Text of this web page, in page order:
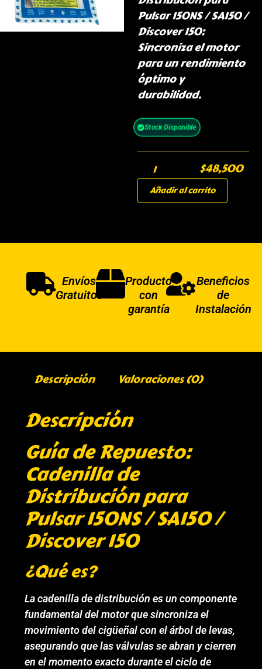
Pulsar 150NS / SA150 /
Discover 150:
Sincroniza el motor
para un rendimiento
óptimo y
durabilidad.
Stock Disponible
$48,500
Añadir al carrito
Envíos
Gratuitos
Producto
con
garantía
Beneficios
de
Instalación
Descripción Valoraciones (0)
Descripción
Guía de Repuesto:
Cadenilla de
Distribución para
Pulsar 150NS / SA150 /
Discover 150
¿Qué es?
La cadenilla de distribución es un componente
fundamental del motor que sincroniza el
movimiento del cigüeñal con el árbol de levas,
asegurando que las válvulas se abran y cierren
en el momento exacto durante el ciclo de